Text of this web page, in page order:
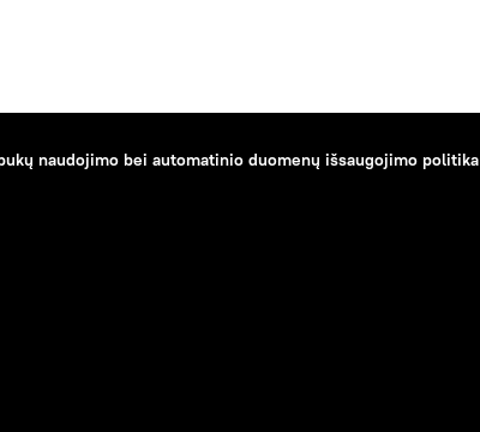
naudojimo bei automatinio duomenų išsaugojimo politika